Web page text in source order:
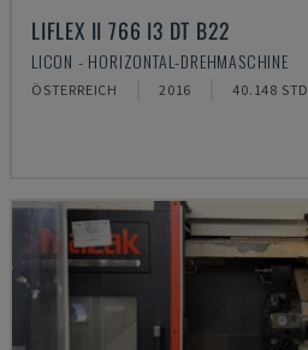
LIFLEX II 766 I3 DT B22
LICON - HORIZONTAL-DREHMASCHINE
ÖSTERREICH 2016 40.148 STD